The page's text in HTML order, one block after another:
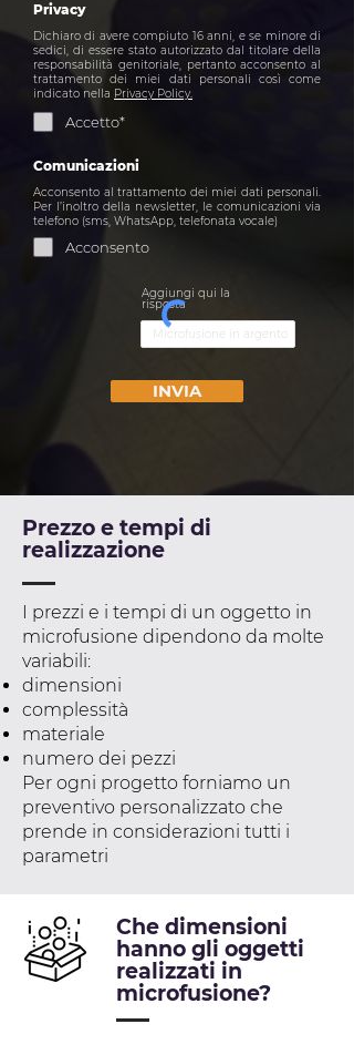
Privacy
Dichiaro di avere compiuto 16 anni, e se minore di
sedici, di essere stato autorizzato dal titolare della
responsabilità genitoriale, pertanto acconsento al
trattamento dei miei dati personali così come
indicato nella Privacy Policy.
Accetto*
Comunicazioni
Acconsento al trattamento dei miei dati personali.
Per l’inoltro della newsletter, le comunicazioni via
telefono (sms, WhatsApp, telefonata vocale)
Acconsento
Aggiungi qui la
risposta
INVIA
Prezzo e tempi di
realizzazione
I prezzi e i tempi di un oggetto in
microfusione dipendono da molte
variabili:
dimensioni
complessità
materiale
numero dei pezzi
Per ogni progetto forniamo un
preventivo personalizzato che
prende in considerazioni tutti i
parametri
Che dimensioni
hanno gli oggetti
realizzati in
microfusione?